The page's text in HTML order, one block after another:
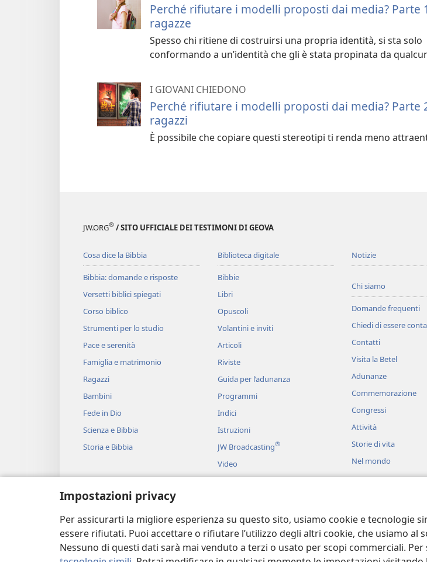
Impostazioni privacy
Per assicurarti la migliore esperienza su questo sito, usiamo cookie e tecnologie
essere rifiutati. Puoi accettare o rifiutare l’utilizzo degli altri cookie, che usiamo
Nessuno di questi dati sarà mai venduto a terzi o usato per scopi commerciali. Per
Perché rifiutare i modelli proposti dai media? Parte
ragazze
Spesso chi ritiene di costruirsi una propria identità, si sta solo
conformando a un’identità che gli è stata propinata da
I GIOVANI CHIEDONO
Perché rifiutare i modelli proposti dai media? Parte
ragazzi
È possibile che copiare questi stereotipi ti renda meno
JW.ORG® / SITO UFFICIALE DEI TESTIMONI DI GEOVA
Cosa dice la Bibbia
Bibbia: domande e risposte
Versetti biblici spiegati
Corso biblico
Strumenti per lo studio
Pace e serenità
Famiglia e matrimonio
Ragazzi
Bambini
Fede in Dio
Scienza e Bibbia
Storia e Bibbia
Biblioteca digitale
Bibbie
Libri
Opuscoli
Volantini e inviti
Articoli
Riviste
Guida per l’adunanza
Programmi
Indici
Istruzioni
JW Broadcasting®
Video
Musica
Brani biblici recitati
Notizie
Chi siamo
Domande frequenti
Chiedi di essere
Contatti
Visita la Betel
Adunanze
Commemorazione
Congressi
Attività
Storie di vita
Nel mondo